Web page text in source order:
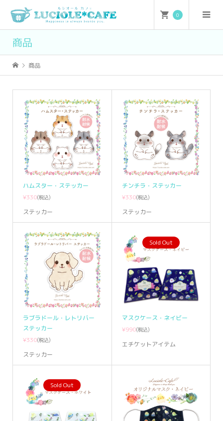
0
商品
商品
ハムスター・ステッカー
¥330(税込)
ステッカー
チンチラ・ステッカー
¥330(税込)
ステッカー
ラブラドール・レトリバー
ステッカー
¥330(税込)
ステッカー
Sold Out
マスクケース・ネイビー
¥990(税込)
エチケットアイテム
Sold Out